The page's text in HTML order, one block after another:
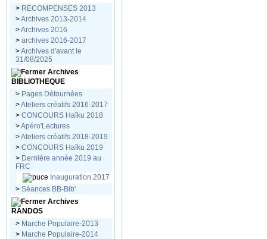
> RECOMPENSES 2013
>Archives 2013-2014
>Archives 2016
> archives 2016-2017
>Archives d'avant le
31/08/2025
Archives
BIBLIOTHEQUE
> Pages Détournées
>Ateliers créatifs 2016-2017
> CONCOURS Haïku 2018
>Apéro'Lectures
>Ateliers créatifs 2018-2019
> CONCOURS Haïku 2019
> Dernière année 2019 au
FRC
Inauguration 2017
> Séances BB-Bib'
Archives
RANDOS
> Marche Populaire-2013
> Marche Populaire-2014